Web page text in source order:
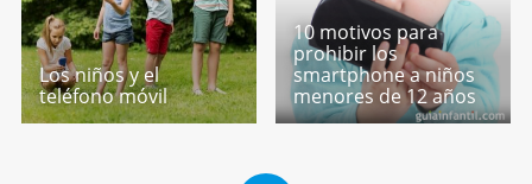
Los niños y el
teléfono móvil
10 motivos para
prohibir los
smartphone a niños
menores de 12 años